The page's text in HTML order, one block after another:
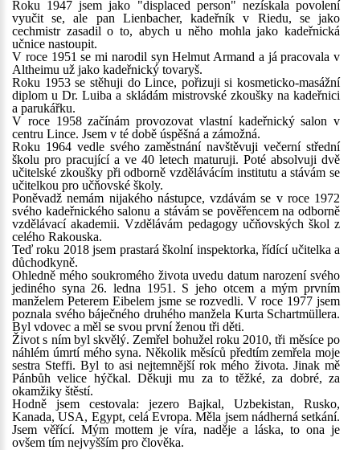
Roku 1947 jsem jako "displaced person" nezískala povolení
vyučit se, ale pan Lienbacher, kadeřník v Riedu, se jako
cechmistr zasadil o to, abych u něho mohla jako kadeřnická
učnice nastoupit.
V roce 1951 se mi narodil syn Helmut Armand a já pracovala v
Altheimu už jako kadeřnický tovaryš.
Roku 1953 se stěhuji do Lince, pořizuji si kosmeticko-masážní
diplom u Dr. Luiba a skládám mistrovské zkoušky na kadeřnici
a parukářku.
V roce 1958 začínám provozovat vlastní kadeřnický salon v
centru Lince. Jsem v té době úspěšná a zámožná.
Roku 1964 vedle svého zaměstnání navštěvuji večerní střední
školu pro pracující a ve 40 letech maturuji. Poté absolvuji dvě
učitelské zkoušky při odborně vzdělávácím institutu a stávám se
učitelkou pro učňovské školy.
Poněvadž nemám nijakého nástupce, vzdávám se v roce 1972
svého kadeřnického salonu a stávám se pověřencem na odborně
vzdělávací akademii. Vzdělávám pedagogy učňovských škol z
celého Rakouska.
Teď roku 2018 jsem prastará školní inspektorka, řídící učitelka a
důchodkyně.
Ohledně mého soukromého života uvedu datum narození svého
jediného syna 26. ledna 1951. S jeho otcem a mým prvním
manželem Peterem Eibelem jsme se rozvedli. V roce 1977 jsem
poznala svého báječného druhého manžela Kurta Schartmüllera.
Byl vdovec a měl se svou první ženou tři děti.
Život s ním byl skvělý. Zemřel bohužel roku 2010, tři měsíce po
náhlém úmrtí mého syna. Několik měsíců předtím zemřela moje
sestra Steffi. Byl to asi nejtemnější rok mého života. Jinak mě
Pánbůh velice hýčkal. Děkuji mu za to těžké, za dobré, za
okamžiky štěstí.
Hodně jsem cestovala: jezero Bajkal, Uzbekistan, Rusko,
Kanada, USA, Egypt, celá Evropa. Měla jsem nádherná setkání.
Jsem věřící. Mým mottem je víra, naděje a láska, to ona je
ovšem tím nejvyšším pro člověka.